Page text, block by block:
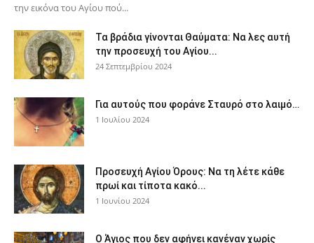
την εικόνα του Αγίου πού...
Τα βράδια γίνονται Θαύματα: Να λες αυτή
την προσευχή του Αγίου...
24 Σεπτεμβρίου 2024
Για αυτούς που φοράνε Σταυρό στο λαιμό…
1 Ιουλίου 2024
Προσευχή Αγίου Όρους: Να τη λέτε κάθε
πρωί και τίποτα κακό...
1 Ιουνίου 2024
Ο Άγιος που δεν αφήνει κανέναν χωρίς